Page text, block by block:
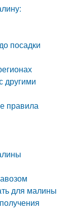
посадки
другими
правила
для малины